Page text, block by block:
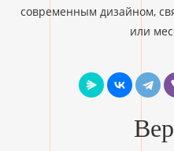
современным дизайном,
или